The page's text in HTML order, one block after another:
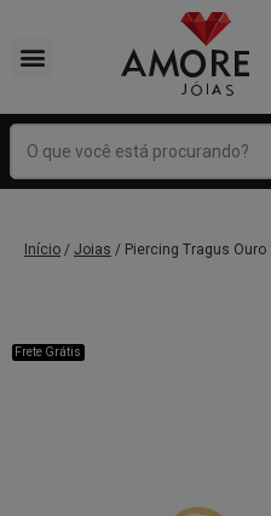
Início / Joias / Piercing Tragus Ouro
Frete Grátis